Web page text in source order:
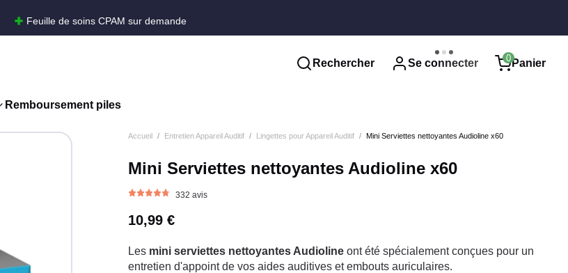
Feuille de soins CPAM sur demande
Rechercher Se connecter 0Panier
Remboursement piles
Accueil Entretien Appareil Auditif Lingettes pour Appareil Auditif Mini Serviettes nettoyantes Audioline x60
Mini Serviettes nettoyantes Audioline x60
332 avis
10,99 €
Les mini serviettes nettoyantes Audioline ont été spécialement conçues pour un
entretien d'appoint de vos aides auditives et embouts auriculaires.